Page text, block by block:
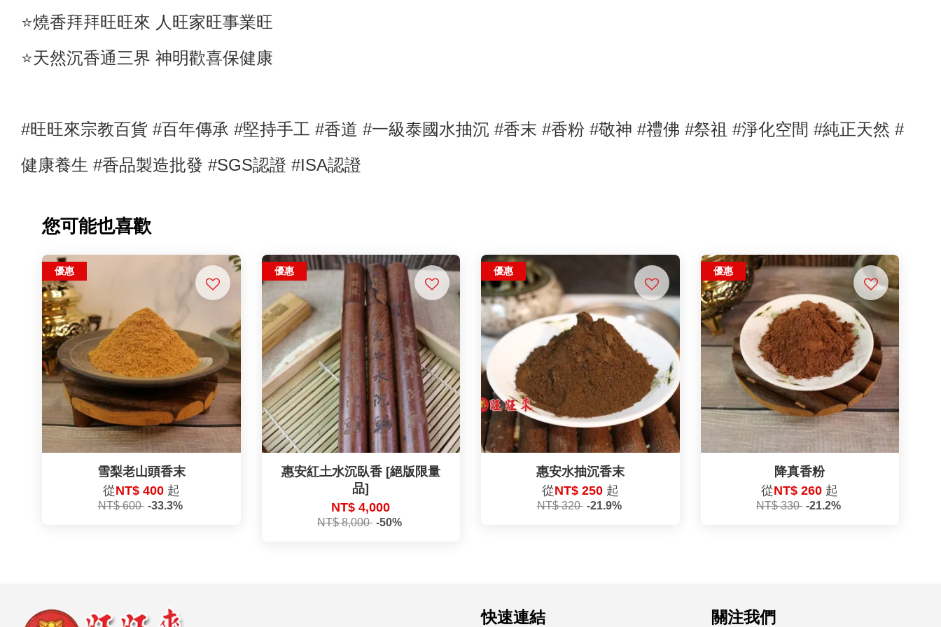
⭐️燒香拜拜旺旺來 人旺家旺事業旺
⭐️天然沉香通三界 神明歡喜保健康
#旺旺來宗教百貨 #百年傳承 #堅持手工 #香道 #一級泰國水抽沉 #香末 #香粉 #敬神 #禮佛 #祭祖 #淨化空間 #純正天然 #
健康養生 #香品製造批發 #SGS認證 #ISA認證
您可能也喜歡
優惠
雪梨老山頭香末
從NT$ 400 起
NT$ 600 -33.3%
優惠
惠安紅土水沉臥香 [絕版限量
品]
NT$ 4,000
NT$ 8,000 -50%
優惠
惠安水抽沉香末
從NT$ 250 起
NT$ 320 -21.9%
優惠
降真香粉
從NT$ 260 起
NT$ 330 -21.2%
快速連結 關注我們